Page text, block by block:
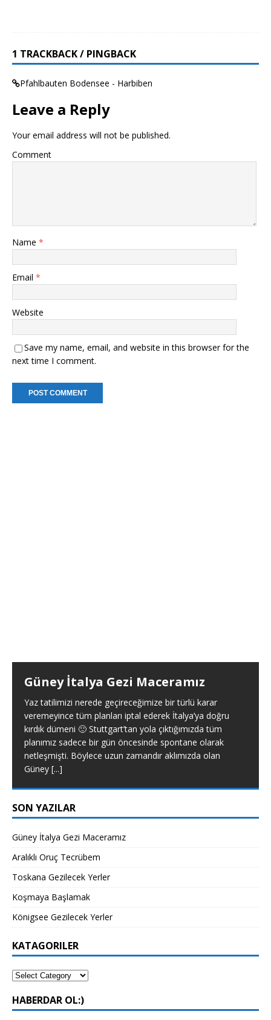
1 TRACKBACK / PINGBACK
Pfahlbauten Bodensee - Harbiben
Leave a Reply
Your email address will not be published.
Comment
Name *
Email *
Website
Save my name, email, and website in this browser for the
next time I comment.
Güney İtalya Gezi Maceramız
Yaz tatilimizi nerede geçireceğimize bir türlü karar
veremeyince tüm planları iptal ederek İtalya’ya doğru
kırdık dümeni 🙂 Stuttgart’tan yola çıktığımızda tüm
planımız sadece bir gün öncesinde spontane olarak
netleşmişti. Böylece uzun zamandır aklımızda olan
Güney [...]
SON YAZILAR
Güney İtalya Gezi Maceramız
Aralıklı Oruç Tecrübem
Toskana Gezilecek Yerler
Koşmaya Başlamak
Königsee Gezilecek Yerler
KATAGORILER
HABERDAR OL:)